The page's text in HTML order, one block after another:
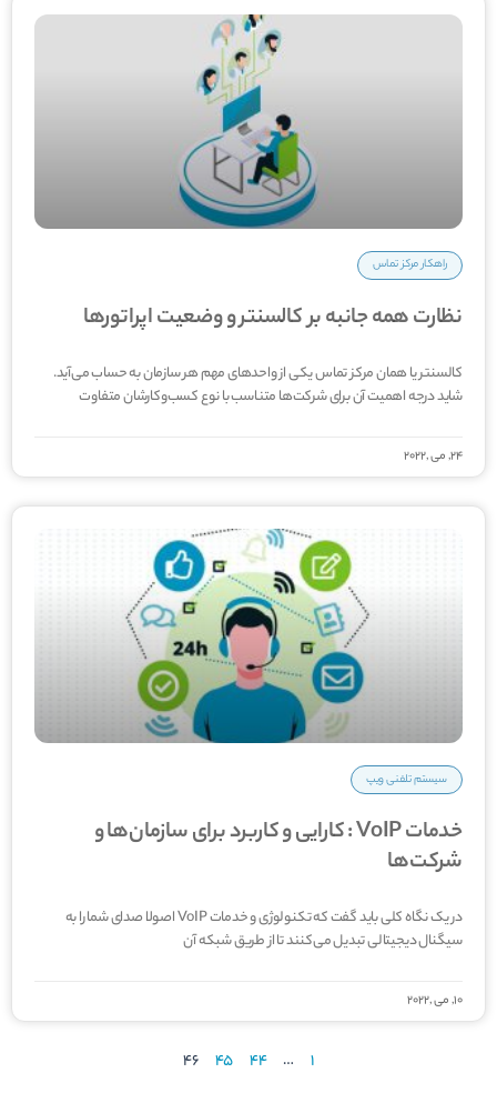
راهکار مرکز تماس
نظارت همه جانبه بر کالسنتر و وضعیت اپراتورها
کالسنتر یا همان مرکز تماس یکی از واحدهای مهم هر سازمان به حساب می‌آید.
شاید درجه اهمیت آن برای شرکت‌ها متناسب با نوع کسب‌و‌کارشان متفاوت
24, می ,2022
سیستم تلفنی ویپ
خدمات VoIP : کارایی و کاربرد برای سازمان‌ها و
شرکت‌ها
در یک نگاه کلی باید گفت که تکنولوژی و خدمات VoIP اصولا صدای شما را به
سیگنال دیجیتالی تبدیل می‌کنند تا از طریق شبکه آن
10, می ,2022
1
…
44
45
46